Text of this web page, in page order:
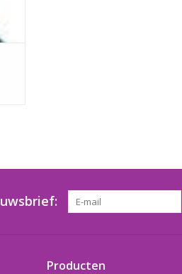
Producten